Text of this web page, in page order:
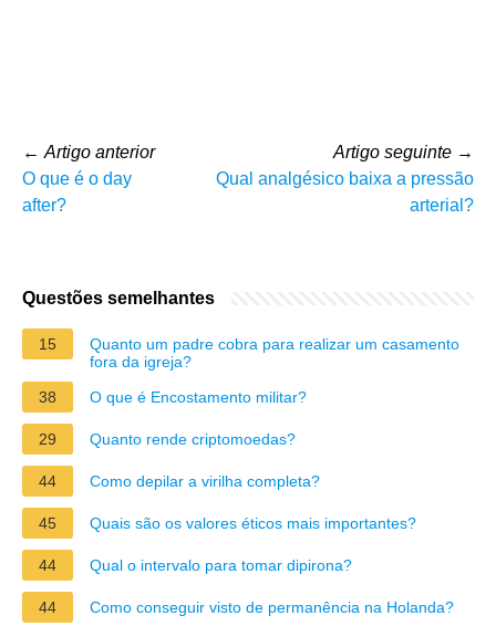
← Artigo anterior
O que é o day
after?
Artigo seguinte →
Qual analgésico baixa a pressão
arterial?
Questões semelhantes
15
Quanto um padre cobra para realizar um casamento
fora da igreja?
38
O que é Encostamento militar?
29 Quanto rende criptomoedas?
44 Como depilar a virilha completa?
45 Quais são os valores éticos mais importantes?
44 Qual o intervalo para tomar dipirona?
44 Como conseguir visto de permanência na Holanda?